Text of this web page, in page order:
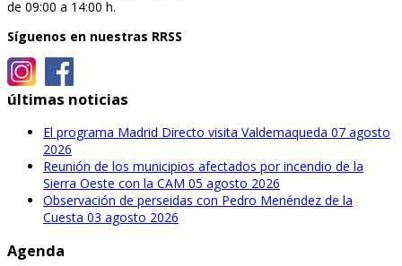
de 09:00 a 14:00 h.
Síguenos en nuestras RRSS
últimas noticias
El programa Madrid Directo visita Valdemaqueda 07 agosto
2026
Reunión de los municipios afectados por incendio de la
Sierra Oeste con la CAM 05 agosto 2026
Observación de perseidas con Pedro Menéndez de la
Cuesta 03 agosto 2026
Agenda